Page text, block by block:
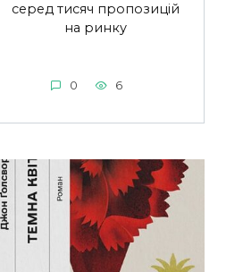
серед тисяч пропозицій
на ринку
0 6